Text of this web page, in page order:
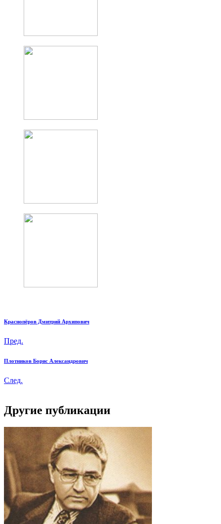
Краснопёров Дмитрий Архипович
Пред.
Плотников Борис Александрович
След.
Другие публикации